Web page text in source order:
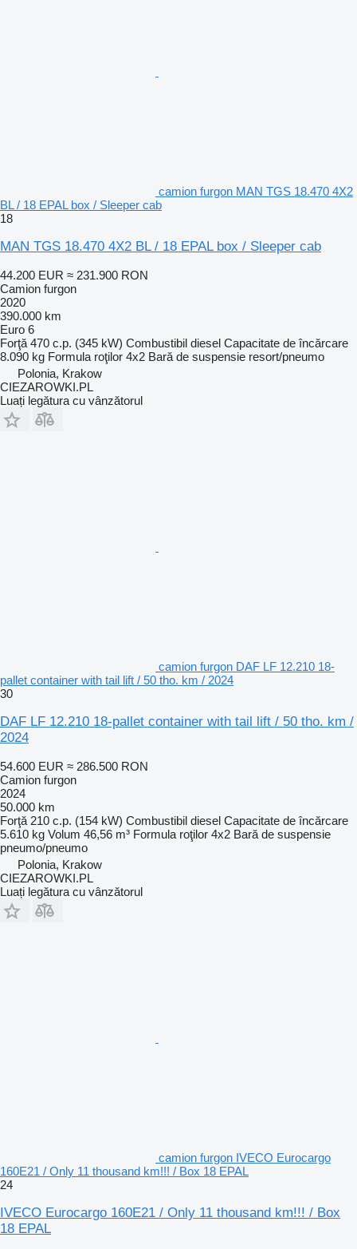
camion furgon MAN TGS 18.470 4X2
BL / 18 EPAL box / Sleeper cab
18
MAN TGS 18.470 4X2 BL / 18 EPAL box / Sleeper cab
44.200 EUR ≈ 231.900 RON
Camion furgon
2020
390.000 km
Euro 6
Forţă 470 c.p. (345 kW) Combustibil diesel Capacitate de încărcare
8.090 kg Formula roţilor 4x2 Bară de suspensie resort/pneumo
Polonia, Krakow
CIEZAROWKI.PL
Luați legătura cu vânzătorul
camion furgon DAF LF 12.210 18-
pallet container with tail lift / 50 tho. km / 2024
30
DAF LF 12.210 18-pallet container with tail lift / 50 tho. km /
2024
54.600 EUR ≈ 286.500 RON
Camion furgon
2024
50.000 km
Forţă 210 c.p. (154 kW) Combustibil diesel Capacitate de încărcare
5.610 kg Volum 46,56 m³ Formula roţilor 4x2 Bară de suspensie
pneumo/pneumo
Polonia, Krakow
CIEZAROWKI.PL
Luați legătura cu vânzătorul
camion furgon IVECO Eurocargo
160E21 / Only 11 thousand km!!! / Box 18 EPAL
24
IVECO Eurocargo 160E21 / Only 11 thousand km!!! / Box
18 EPAL